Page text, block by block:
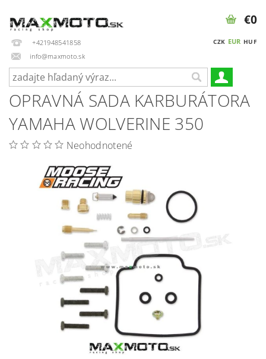
+421948541858
info@maxmoto.sk
CZK EUR HUF
€0
OPRAVNÁ SADA KARBURÁTORA
YAMAHA WOLVERINE 350
Neohodnotené